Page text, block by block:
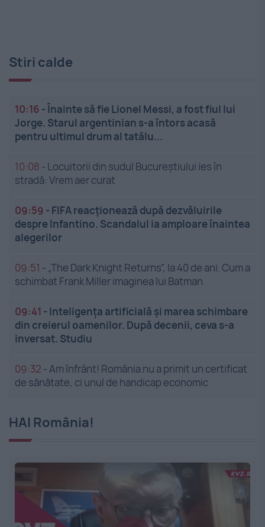
Stiri calde
10:16 -Înainte să fie Lionel Messi, a fost fiul lui
Jorge. Starul argentinian s-a întors acasă
pentru ultimul drum al tatălu...
10:08 - Locuitorii din sudul Bucureștiului ies în
stradă: Vrem aer curat
09:59 - FIFA reacționează după dezvăluirile
despre Infantino. Scandalul ia amploare înaintea
alegerilor
09:51 - „The Dark Knight Returns”, la 40 de ani. Cum a
schimbat Frank Miller imaginea lui Batman
09:41 - Inteligența artificială și marea schimbare
din creierul oamenilor. După decenii, ceva s-a
inversat. Studiu
09:32 -Am înfrânt! România nu a primit un certificat
de sănătate, ci unul de handicap economic
HAI România!